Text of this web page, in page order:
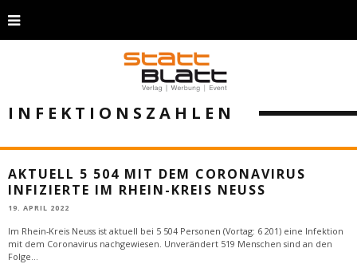
INFEKTIONSZAHLEN
AKTUELL 5 504 MIT DEM CORONAVIRUS
INFIZIERTE IM RHEIN-KREIS NEUSS
19. APRIL 2022
Im Rhein-Kreis Neuss ist aktuell bei 5 504 Personen (Vortag: 6 201) eine Infektion
mit dem Coronavirus nachgewiesen. Unverändert 519 Menschen sind an den
Folge...